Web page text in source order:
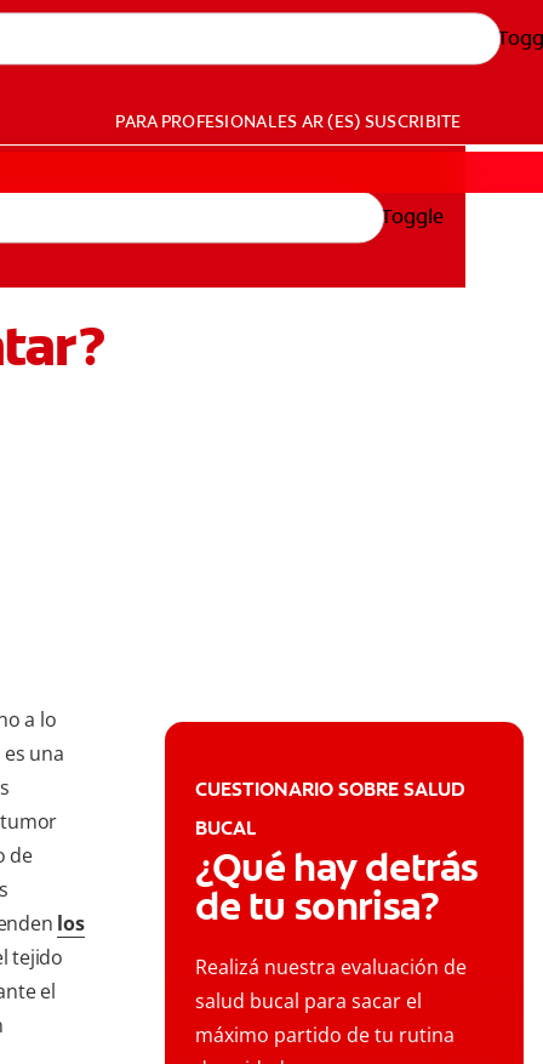
PARA PROFESIONALES AR (ES) SUSCRIBITE
Toggle
a lo
una
de
los
tejido
el
CUESTIONARIO SOBRE SALUD
BUCAL
¿Qué hay detrás
de tu sonrisa?
Realizá nuestra evaluación de
salud bucal para sacar el
máximo partido de tu rutina